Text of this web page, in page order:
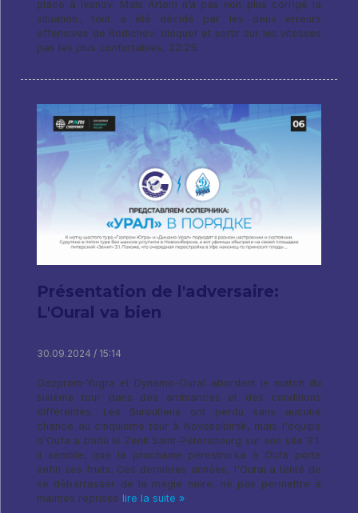
place à Ivanov. Mais Artem n’a pas non plus corrigé la
situation., tout a été décidé par les deux erreurs
offensives de Rodichev: bloquer et sortir sur les vitesses
pas les plus confortables, 22:25.
Présentation de l'adversaire:
L'Oural va bien
30.09.2024 / 15:14
Gazprom-Yugra et Dynamo-Oural abordent le match du
sixième tour dans des ambiances et des conditions
différentes. Les Suroutiens ont perdu sans aucune
chance au cinquième tour à Novossibirsk, mais l'équipe
d'Oufa a battu le Zenit Saint-Pétersbourg sur son site 3:1.
il semble, que la prochaine perestroïka à Oufa porte
enfin ses fruits. Ces dernières années, l'Oural a tenté de
se débarrasser de la magie noire, ne pas permettre à
maintes reprises lire la suite »